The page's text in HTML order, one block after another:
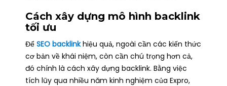
Cách xây dựng mô hình backlink
tối ưu
Để SEO backlinkhiệu quả, ngoài cần các kiến thức
cơ bản về khái niệm, còn cần chú trọng hơn cả,
đó chính là cách xây dựng backlink. Bằng việc
tích lũy qua nhiều năm kinh nghiệm của Expro,